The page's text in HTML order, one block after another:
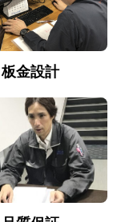
板金設計